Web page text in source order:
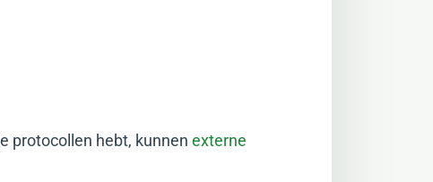
protocollen hebt, kunnenexterne